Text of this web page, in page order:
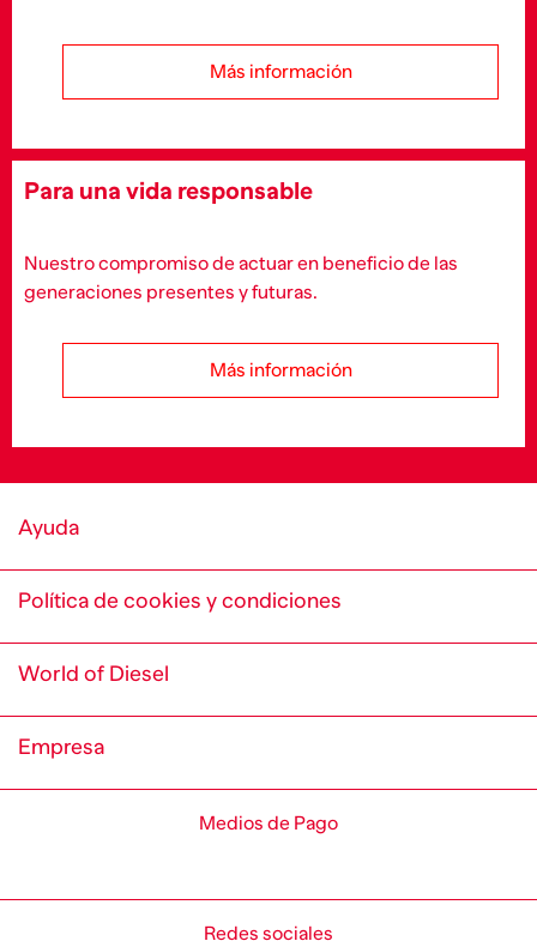
Más información
Para una vida responsable
Nuestro compromiso de actuar en beneficio de las
generaciones presentes y futuras.
Más información
Ayuda
Política de cookies y condiciones
World of Diesel
Empresa
Medios de Pago
Redes sociales